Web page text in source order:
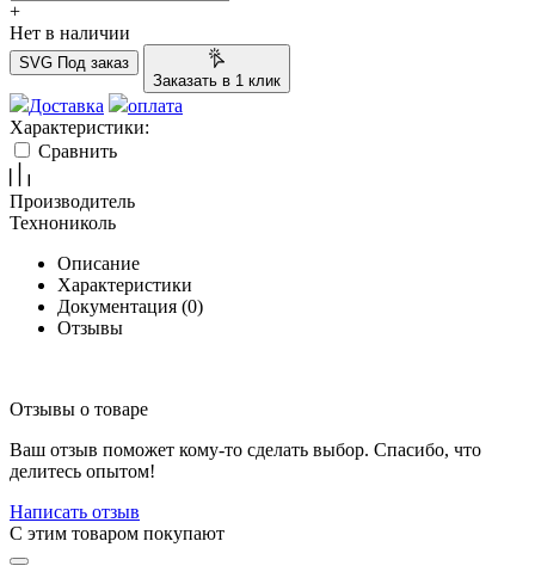
+
Нет в наличии
SVG Под заказ
Заказать в 1 клик
Доставка
оплата
Характеристики:
Сравнить
Производитель
Технониколь
Описание
Характеристики
Документация (0)
Отзывы
Отзывы о товаре
Ваш отзыв поможет кому-то сделать выбор. Спасибо, что
делитесь опытом!
Написать отзыв
C этим товаром покупают